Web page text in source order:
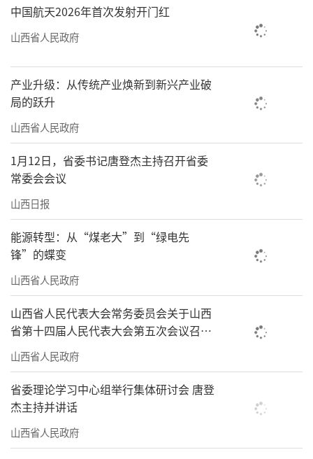
中国航天2026年首次发射开门红
山西省人民政府
产业升级：从传统产业焕新到新兴产业破
局的跃升
山西省人民政府
1月12日，省委书记唐登杰主持召开省委
常委会会议
山西日报
能源转型：从“煤老大”到“绿电先
锋”的蝶变
山西省人民政府
山西省人民代表大会常务委员会关于山西
省第十四届人民代表大会第五次会议召开
时间的决定
山西省人民政府
省委理论学习中心组举行集体研讨会 唐登
杰主持并讲话
山西省人民政府